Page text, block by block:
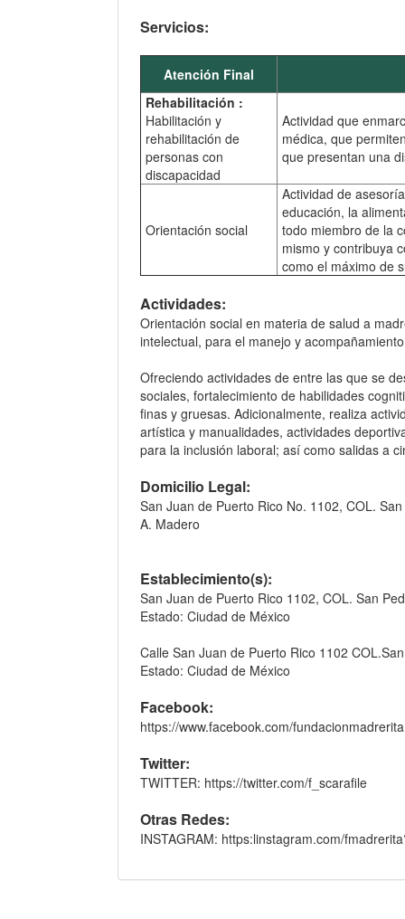
Servicios:
Atención Final
Rehabilitación :
Habilitación y
rehabilitación de
personas con
discapacidad
Actividad que
médica, que
que presentan una
Orientación social
Actividad de
educación, la
todo miembro de la
mismo y contribuya
como el máximo de
Actividades:
Orientación social en materia de salud a
intelectual, para el manejo y
Ofreciendo actividades de entre las que se
sociales, fortalecimiento de habilidades
finas y gruesas. Adicionalmente, realiza
artística y manualidades, actividades
para la inclusión laboral; así como salidas a
Domicilio Legal:
San Juan de Puerto Rico No. 1102, COL.
A. Madero
Establecimiento(s):
San Juan de Puerto Rico 1102, COL. San
Estado: Ciudad de México
Calle San Juan de Puerto Rico 1102
Estado: Ciudad de México
Facebook:
https://www.facebook.com/
Twitter:
TWITTER: https://twitter.com/f_scarafile
Otras Redes:
INSTAGRAM: https:linstagram.com/